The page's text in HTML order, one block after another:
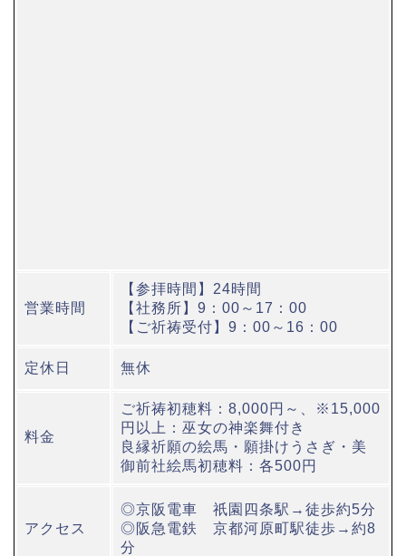
営業時間
【参拝時間】24時間
【社務所】9：00～17：00
【ご祈祷受付】9：00～16：00
定休日 無休
料金
ご祈祷初穂料：8,000円～、※15,000
円以上：巫女の神楽舞付き
良縁祈願の絵馬・願掛けうさぎ・美
御前社絵馬初穂料：各500円
アクセス
◎京阪電車 祇園四条駅→徒歩約5分
◎阪急電鉄 京都河原町駅徒歩→約8
分